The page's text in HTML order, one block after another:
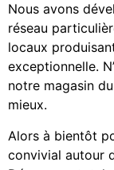
Nous avons
réseau
locaux
exceptionnelle.
notre magasin
mieux.
Alors à bientôt
convivial autour